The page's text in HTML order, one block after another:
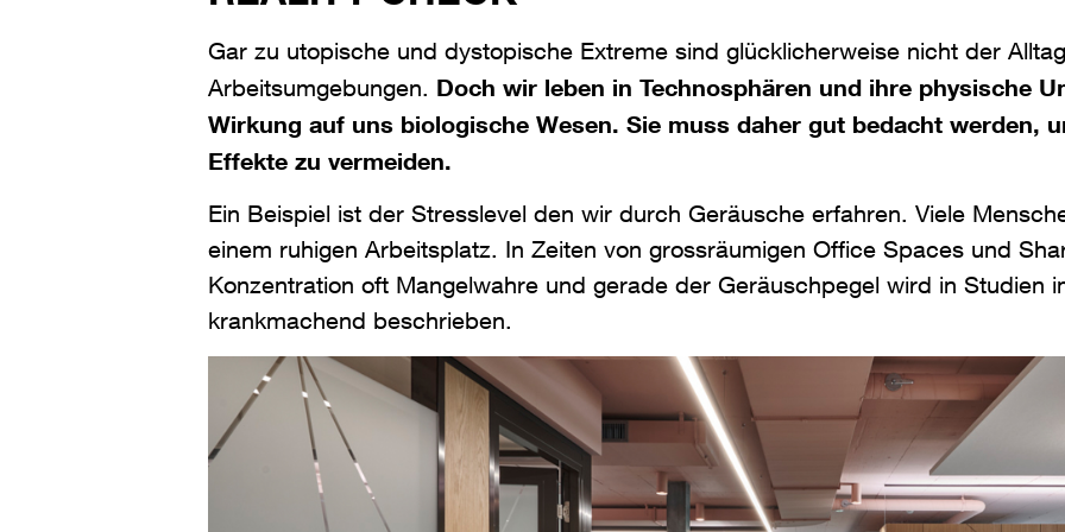
Gar zu utopische und dystopische Extreme sind glücklicherweise nicht der
Arbeitsumgebungen. Doch wir leben in Technosphären und ihre physische
Wirkung auf uns biologische Wesen. Sie muss daher gut bedacht werden,
Effekte zu vermeiden.
Ein Beispiel ist der Stresslevel den wir durch Geräusche erfahren. Viele
einem ruhigen Arbeitsplatz. In Zeiten von grossräumigen Office Spaces und
Konzentration oft Mangelwahre und gerade der Geräuschpegel wird in Studien
krankmachend beschrieben.